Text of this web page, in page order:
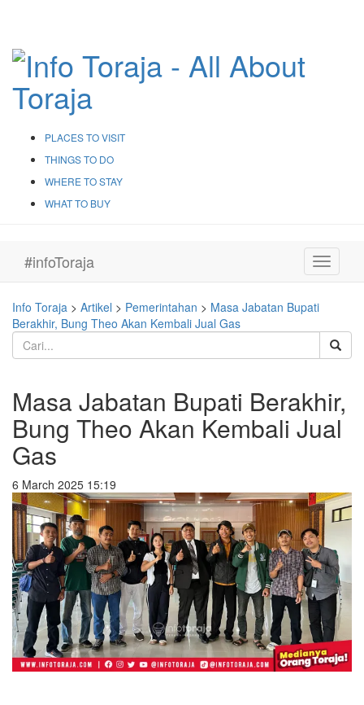
PLACES TO VISIT
THINGS TO DO
WHERE TO STAY
WHAT TO BUY
Toggle
#infoToraja
Info Toraja > Artikel > Pemerintahan > Masa Jabatan Bupati
Berakhir, Bung Theo Akan Kembali Jual Gas
Masa Jabatan Bupati Berakhir,
Bung Theo Akan Kembali Jual
Gas
6 March 2025 15:19